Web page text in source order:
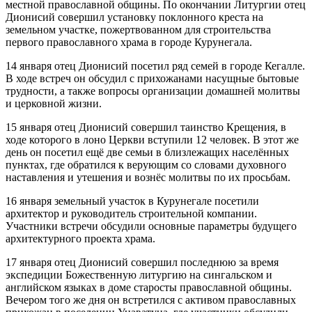
местной православной общины. По окончании Литургии отец
Дионисий совершил установку поклонного креста на
земельном участке, пожертвованном для строительства
первого православного храма в городе Курунегала.
14 января отец Дионисий посетил ряд семей в городе Кегалле.
В ходе встреч он обсудил с прихожанами насущные бытовые
трудности, а также вопросы организации домашней молитвы
и церковной жизни.
15 января отец Дионисий совершил таинство Крещения, в
ходе которого в лоно Церкви вступили 12 человек. В этот же
день он посетил ещё две семьи в близлежащих населённых
пунктах, где обратился к верующим со словами духовного
наставления и утешения и вознёс молитвы по их просьбам.
16 января земельный участок в Курунегале посетили
архитектор и руководитель строительной компании.
Участники встречи обсудили основные параметры будущего
архитектурного проекта храма.
17 января отец Дионисий совершил последнюю за время
экспедиции Божественную литургию на сингальском и
английском языках в доме старосты православной общины.
Вечером того же дня он встретился с активом православных